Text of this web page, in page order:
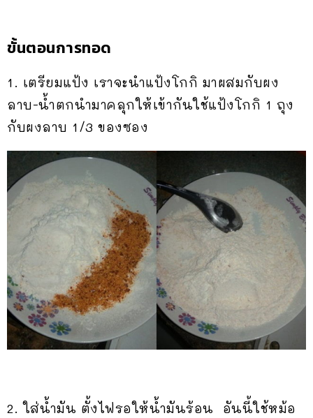
ขั้นตอนการทอด
1. เตรียมแป้ง เราจะนำแป้งโกกิ มาผสมกับผง
ลาบ-น้ำตกนำมาคลุกให้เข้ากันใช้แป้งโกกิ 1 ถุง
กับผงลาบ 1/3 ของซอง
2. ใส่น้ำมัน ตั้งไฟรอให้น้ำมันร้อน อันนี้ใช้หม้อ